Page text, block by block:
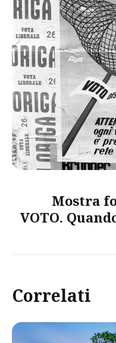
Mostra
VOTO.
Correlati